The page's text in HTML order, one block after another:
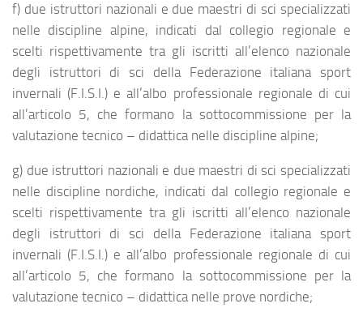
f) due istruttori nazionali e due maestri di sci specializzati
nelle discipline alpine, indicati dal collegio regionale e
scelti rispettivamente tra gli iscritti all’elenco nazionale
degli istruttori di sci della Federazione italiana sport
invernali (F.I.S.I.) e all’albo professionale regionale di cui
all’articolo 5, che formano la sottocommissione per la
valutazione tecnico – didattica nelle discipline alpine;
g) due istruttori nazionali e due maestri di sci specializzati
nelle discipline nordiche, indicati dal collegio regionale e
scelti rispettivamente tra gli iscritti all’elenco nazionale
degli istruttori di sci della Federazione italiana sport
invernali (F.I.S.I.) e all’albo professionale regionale di cui
all’articolo 5, che formano la sottocommissione per la
valutazione tecnico – didattica nelle prove nordiche;